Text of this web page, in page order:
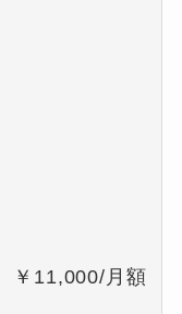
￥11,000/月額